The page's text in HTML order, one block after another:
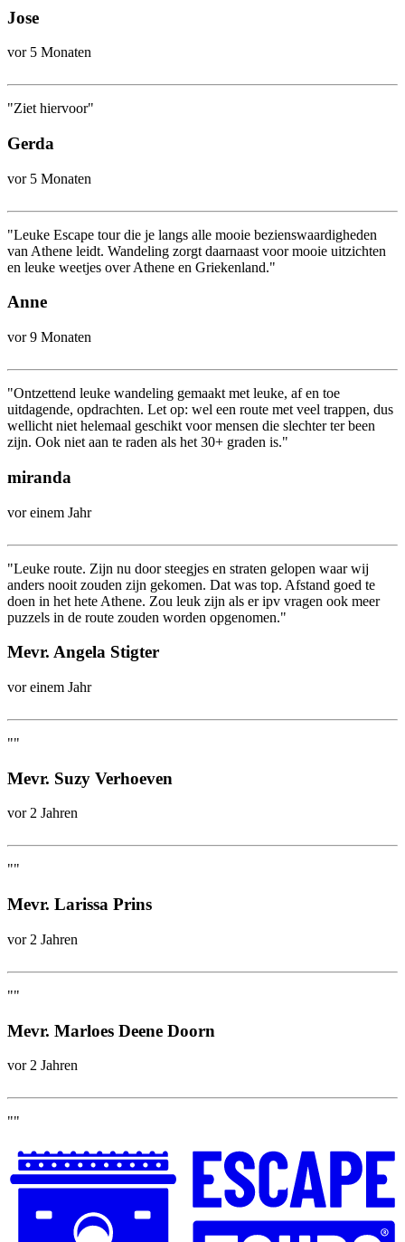
Jose
vor 5 Monaten
"Ziet hiervoor"
Gerda
vor 5 Monaten
"Leuke Escape tour die je langs alle mooie bezienswaardigheden
van Athene leidt. Wandeling zorgt daarnaast voor mooie uitzichten
en leuke weetjes over Athene en Griekenland."
Anne
vor 9 Monaten
"Ontzettend leuke wandeling gemaakt met leuke, af en toe
uitdagende, opdrachten. Let op: wel een route met veel trappen, dus
wellicht niet helemaal geschikt voor mensen die slechter ter been
zijn. Ook niet aan te raden als het 30+ graden is."
miranda
vor einem Jahr
"Leuke route. Zijn nu door steegjes en straten gelopen waar wij
anders nooit zouden zijn gekomen. Dat was top. Afstand goed te
doen in het hete Athene. Zou leuk zijn als er ipv vragen ook meer
puzzels in de route zouden worden opgenomen."
Mevr. Angela Stigter
vor einem Jahr
""
Mevr. Suzy Verhoeven
vor 2 Jahren
""
Mevr. Larissa Prins
vor 2 Jahren
""
Mevr. Marloes Deene Doorn
vor 2 Jahren
""